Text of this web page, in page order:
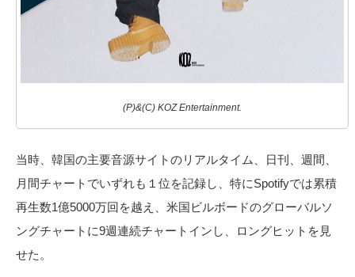
(P)&(C) KOZ Entertainment.
当時、韓国の主要音源サイトのリアルタイム、日刊、週間、
月間チャートでいずれも１位を記録し、特にSpotifyでは累積
再生数1億5000万回を越え、米国ビルボードのグローバルソ
ングチャートに9週連続チャートインし、ロングヒットを見
せた。